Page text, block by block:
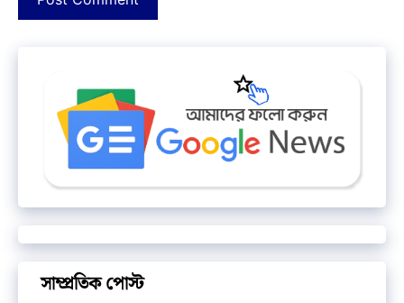
সাম্প্রতিক পোস্ট